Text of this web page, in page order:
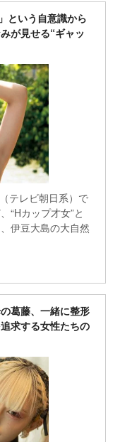
という自意識から
が見せる“ギャッ
テレビ朝日系）で
“Hカップ才女”と
伊豆大島の大自然
葛藤、一緒に整形
求する女性たちの